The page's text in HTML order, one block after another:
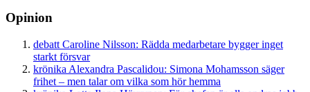
Opinion
debatt Caroline Nilsson: Rädda medarbetare bygger inget
starkt försvar
krönika Alexandra Pascalidou: Simona Mohamsson säger
frihet – men talar om vilka som hör hemma